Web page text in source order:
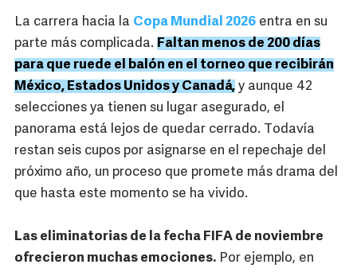
La carrera hacia la Copa Mundial 2026 entra en su
parte más complicada. Faltan menos de 200 días
para que ruede el balón en el torneo que recibirán
México, Estados Unidos y Canadá, y aunque 42
selecciones ya tienen su lugar asegurado, el
panorama está lejos de quedar cerrado. Todavía
restan seis cupos por asignarse en el repechaje del
próximo año, un proceso que promete más drama del
que hasta este momento se ha vivido.
Las eliminatorias de la fecha FIFA de noviembre
ofrecieron muchas emociones. Por ejemplo, en